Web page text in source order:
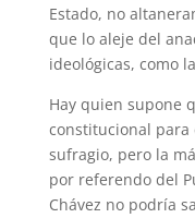
Estado, no
que lo aleje del
ideológicas, como
Hay quien supone
constitucional para
sufragio, pero la
por referendo del
Chávez no podría